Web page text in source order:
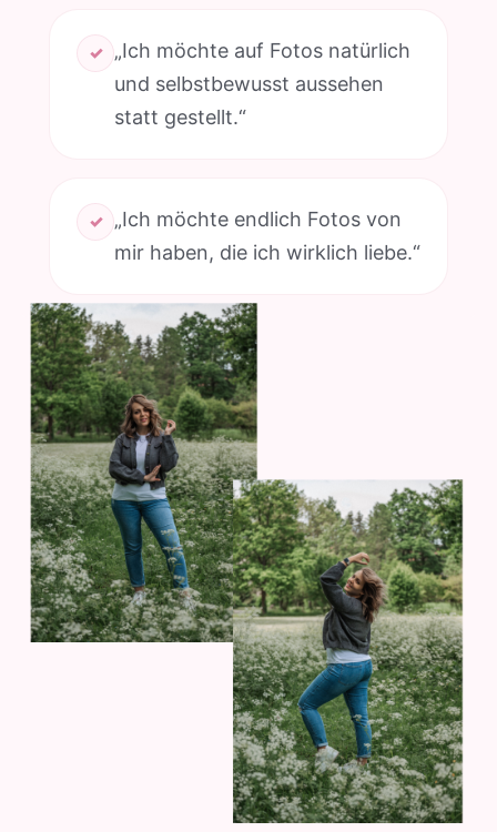
✓
„Ich möchte auf Fotos natürlich
und selbstbewusst aussehen
statt gestellt.“
✓
„Ich möchte endlich Fotos von
mir haben, die ich wirklich liebe.“